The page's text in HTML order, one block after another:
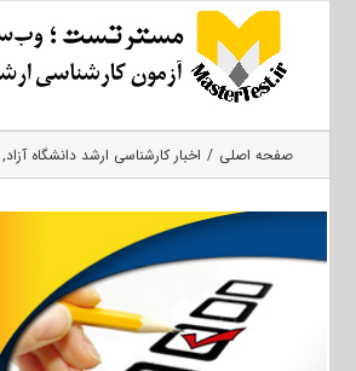
صفحه اصلی اخبار کارشناسی ارشد دانشگاه آزاد